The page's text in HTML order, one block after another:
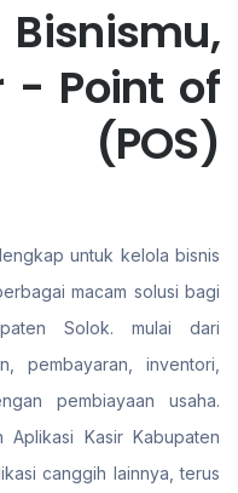
- Point of
untuk kelola bisnis
macam solusi bagi
Solok. mulai dari
pembayaran, inventori,
pembiayaan usaha.
Aplikasi Kasir Kabupaten
canggih lainnya, terus